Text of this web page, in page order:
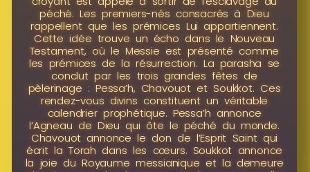
péché. Les premiers-nés consacrés à Dieu
rappellent que les prémices Lui appartiennent.
Cette idée trouve un écho dans le Nouveau
Testament, où le Messie est présenté comme
les prémices de la résurrection. La parasha se
conclut par les trois grandes fêtes de
pèlerinage : Pessa’h, Chavouot et Soukkot. Ces
rendez-vous divins constituent un véritable
calendrier prophétique. Pessa’h annonce
l’Agneau de Dieu qui ôte le péché du monde.
Chavouot annonce le don de l’Esprit Saint qui
écrit la Torah dans les cœurs. Soukkot annonce
la joie du Royaume messianique et la demeure